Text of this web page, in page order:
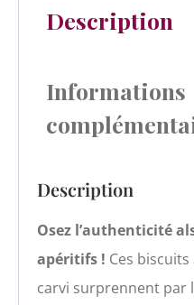
Description
Informations
Description
Osez l’authenticité
apéritifs ! Ces
carvi surprennent par